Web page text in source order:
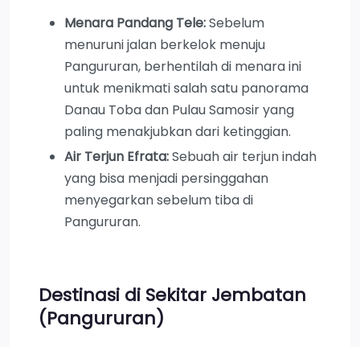
Menara Pandang Tele:Sebelum
menuruni jalan berkelok menuju
Pangururan, berhentilah di menara ini
untuk menikmati salah satu panorama
Danau Toba dan Pulau Samosir yang
paling menakjubkan dari ketinggian.
Air Terjun Efrata:Sebuah air terjun indah
yang bisa menjadi persinggahan
menyegarkan sebelum tiba di
Pangururan.
Destinasi di Sekitar Jembatan
(Pangururan)